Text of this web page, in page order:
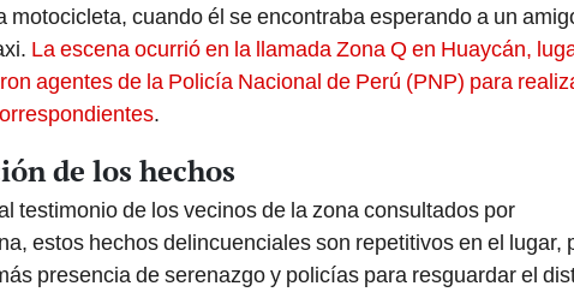
motocicleta, cuando él se encontraba esperando a un
La escena ocurrió en la llamada Zona Q en Huaycán,
agentes de la Policía Nacional de Perú (PNP) para
.
de los hechos
testimonio de los vecinos de la zona consultados por
estos hechos delincuenciales son repetitivos en el lugar,
presencia de serenazgo y policías para resguardar el